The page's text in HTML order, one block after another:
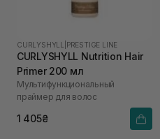
CURLYSHYLL PRESTIGE LINE
CURLYSHYLL Nutrition Hair
Primer 200 мл
Мультифункциональный
праймер для волос
1 405₴